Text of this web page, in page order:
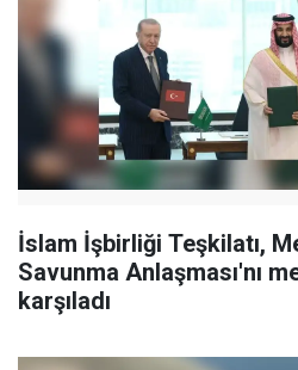
İslam İşbirliği Teşkilatı,
Savunma Anlaşması'nı
karşıladı